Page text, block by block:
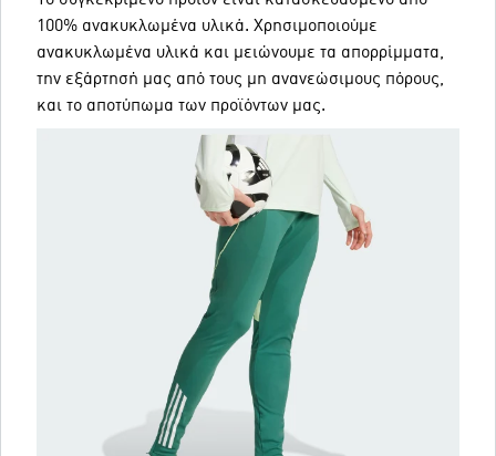
100% ανακυκλωμένα υλικά. Χρησιμοποιούμε
ανακυκλωμένα υλικά και μειώνουμε τα απορρίμματα,
την εξάρτησή μας από τους μη ανανεώσιμους πόρους,
και το αποτύπωμα των προϊόντων μας.